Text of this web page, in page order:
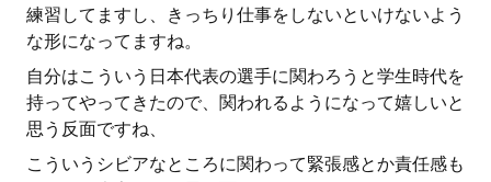
練習してますし、きっちり仕事をしないといけないよう
な形になってますね。
自分はこういう日本代表の選手に関わろうと学生時代を
持ってやってきたので、関われるようになって嬉しいと
思う反面ですね、
こういうシビアなところに関わって緊張感とか責任感も